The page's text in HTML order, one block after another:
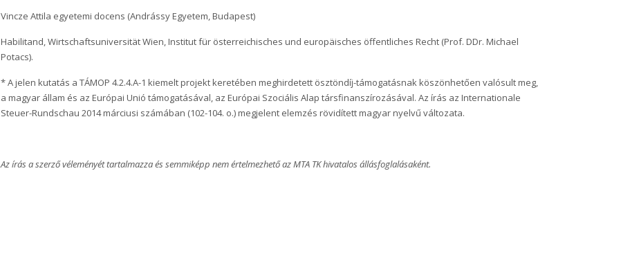
Vincze Attila egyetemi docens (Andrássy Egyetem, Budapest)
Habilitand, Wirtschaftsuniversität Wien, Institut für österreichisches und europäisches öffentliches Recht (Prof. DDr. Michael
Potacs).
* A jelen kutatás a TÁMOP 4.2.4.A-1 kiemelt projekt keretében meghirdetett ösztöndíj-támogatásnak köszönhetően valósult meg,
a magyar állam és az Európai Unió támogatásával, az Európai Szociális Alap társfinanszírozásával. Az írás az Internationale
Steuer-Rundschau 2014 márciusi számában (102-104. o.) megjelent elemzés rövidített magyar nyelvű változata.
Az írás a szerző véleményét tartalmazza és semmiképp nem értelmezhető az MTA TK hivatalos állásfoglalásaként.